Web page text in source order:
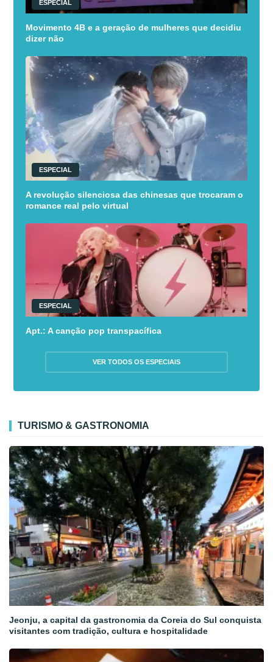
ESPECIAL
Movimento 4B e a geração de mulheres que decidiu
dizer não
ESPECIAL
A revolução silenciosa das chinesas que trocaram o
romance real pelo virtual
ESPECIAL
Apt.: A canção pop transpacífica
VER TODOS OS ESPECIAIS
TURISMO & GASTRONOMIA
Jeonju, a capital da gastronomia da Coreia do Sul conquista
visitantes com tradição, cultura e hospitalidade